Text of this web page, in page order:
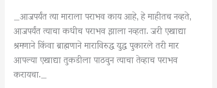
_आजपर्यंत त्या माराला पराभव काय आहे, हे माहीतच नव्हते,
आजपर्यंत त्याचा कधीच पराभव झाला नव्हता. जरी एखाद्या
श्रमणाने किंवा ब्राह्मणाने माराविरुद्ध युद्ध पुकारले तरी मार
आपल्या एखाद्या तुकडीला पाठवुन त्याचा तेव्हाच पराभव
करायचा._